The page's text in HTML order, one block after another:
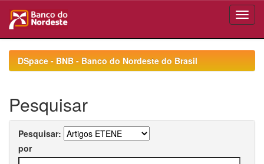
navigationDSpace - BNB - Banco do Nordeste do Brasil
Pesquisar
Pesquisar:
por